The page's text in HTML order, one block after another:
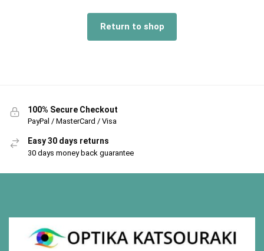
Return to shop
100% Secure Checkout
PayPal / MasterCard / Visa
Easy 30 days returns
30 days money back guarantee